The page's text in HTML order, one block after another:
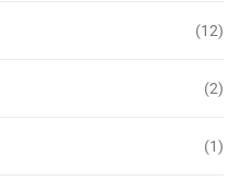
(12)
(2)
(1)